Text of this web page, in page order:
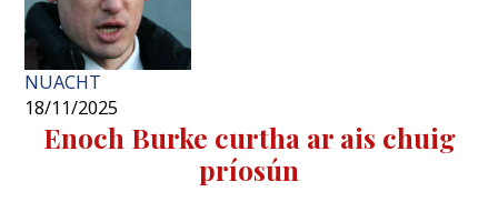
NUACHT
18/11/2025
Enoch Burke curtha ar ais chuig
príosún